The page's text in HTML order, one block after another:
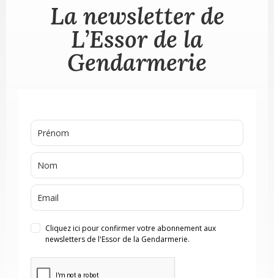
La newsletter de
L’Essor de la
Gendarmerie
Cliquez ici pour confirmer votre abonnement aux
newsletters de l'Essor de la Gendarmerie.